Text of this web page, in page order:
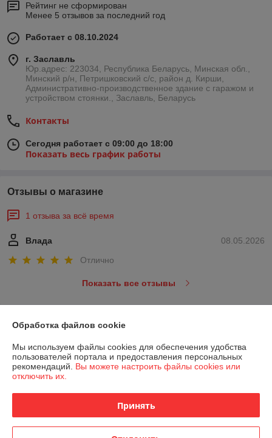
Рейтинг не сформирован
Менее 5 отзывов за последний год
Работает с 08.10.2024
г. Заславль
Юр.адрес: 223034, Республика Беларусь, Минская обл.,
Минский р/н, Петришковский с/с, район д. Кирши,
Административно-производственное здание с гаражом и
устройством стоянки., Заславль, Беларусь
Контакты
Сегодня работает с 09:00 до 18:00
Показать весь график работы
Отзывы о магазине
1 отзыва за всё время
08.05.2026
Влада
Отлично
Показать все отзывы
О нас
Контакты
Доставка и оплата
Обработка файлов cookie
Мы используем файлы cookies для обеспечения удобства
пользователей портала и предоставления персональных
рекомендаций. Вы можете настроить файлы cookies или
отключить их.
Принять